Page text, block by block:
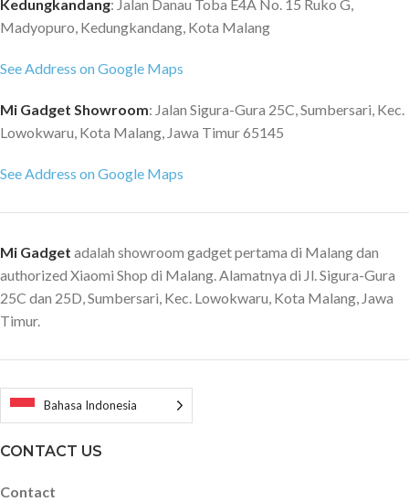
Kedungkandang: Jalan Danau Toba E4A No. 15 Ruko G,
Madyopuro, Kedungkandang, Kota Malang
See Address on Google Maps
Mi Gadget Showroom: Jalan Sigura-Gura 25C, Sumbersari, Kec.
Lowokwaru, Kota Malang, Jawa Timur 65145
See Address on Google Maps
Mi Gadget adalah showroom gadget pertama di Malang dan
authorized Xiaomi Shop di Malang. Alamatnya di Jl. Sigura-Gura
25C dan 25D, Sumbersari, Kec. Lowokwaru, Kota Malang, Jawa
Timur.
Bahasa Indonesia
CONTACT US
Contact